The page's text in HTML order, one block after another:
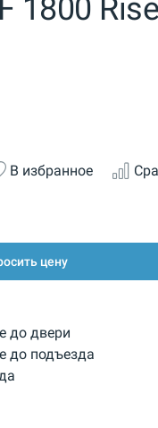
1800
В избранное
цену
до двери
до подъезда